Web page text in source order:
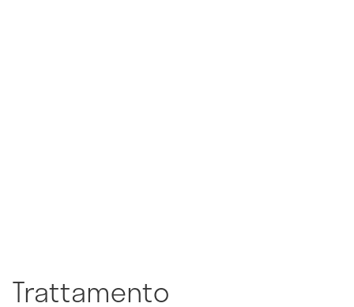
Trattamento